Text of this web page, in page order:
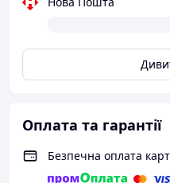
Оплата та гарантії
Безпечна оплата